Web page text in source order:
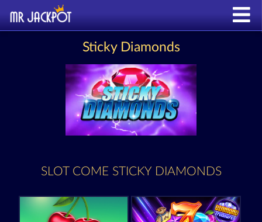
Sticky Diamonds
SLOT COME STICKY DIAMONDS